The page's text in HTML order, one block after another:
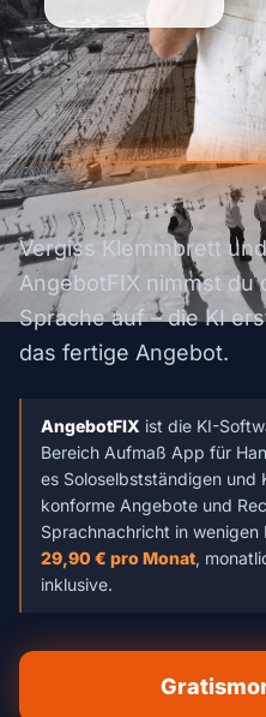
Vergiss Klemmbrett
AngebotFIX nimmst du
Sprache auf – die KI
das fertige Angebot.
AngebotFIX ist die KI-
Bereich Aufmaß App für
es Soloselbstständigen und
konforme Angebote und
Sprachnachricht in
29,90 € pro Monat,
inklusive.